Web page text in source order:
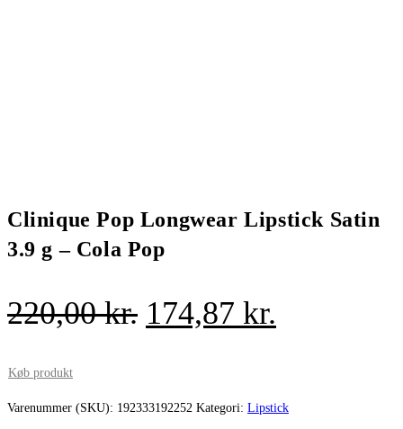
Clinique Pop Longwear Lipstick Satin
3.9 g – Cola Pop
220,00kr. Den
var:
174,87 kr.
er:
Køb produkt
Varenummer (SKU): 192333192252 Kategori: Lipstick